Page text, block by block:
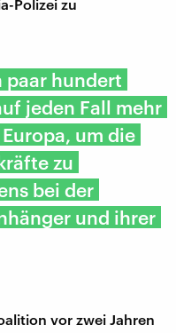
Polizei zu
paar hundert
jeden Fall mehr
um die
zu
bei der
und ihrer
vor zwei Jahren